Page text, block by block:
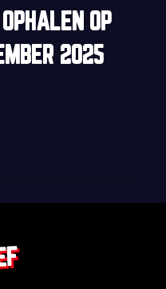
OP
2025